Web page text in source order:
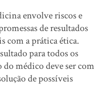
envolve riscos e
de resultados
com a prática ética.
para todos os
médico deve ser com
de possíveis